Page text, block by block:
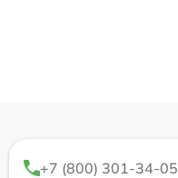
+7 (800) 301-34-05